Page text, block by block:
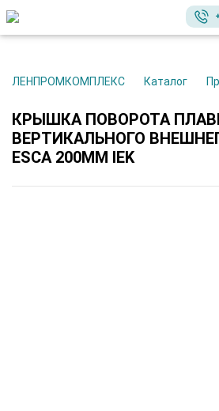
ЛЕНПРОМКОМПЛЕКС Каталог
КРЫШКА ПОВОРОТА
ВЕРТИКАЛЬНОГО
ESCA 200ММ IEK